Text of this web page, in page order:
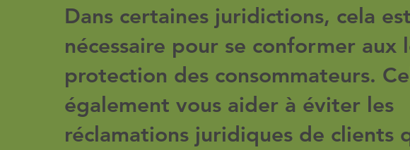
Dans certaines juridictions, cela est
nécessaire pour se conformer aux
protection des consommateurs.
également vous aider à éviter les
réclamations juridiques de clients